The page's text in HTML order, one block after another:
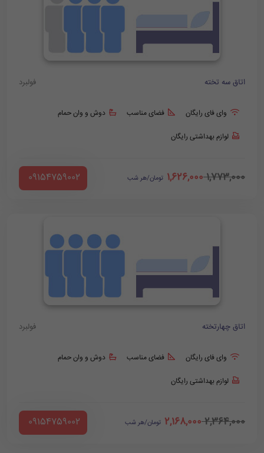
اتاق سه تخته فولبرد
وای فای رایگان فضای مناسب دوش و وان حمام
لوازم بهداشتی رایگان
1,773,000
1,626,000 تومان/هر شب ‪ 09154759002
اتاق چهارتخته فولبرد
وای فای رایگان فضای مناسب دوش و وان حمام
لوازم بهداشتی رایگان
2,364,000
2,168,000 تومان/هر شب ‪ 09154759002